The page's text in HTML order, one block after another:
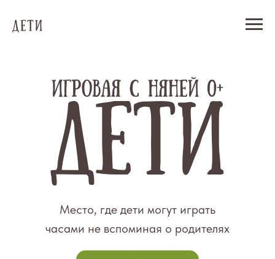
ДЕТИ
Место, где дети могут играть
часами не вспоминая о родителях
ИГРОВАЯ С НЯНЕЙ 0+
Дети